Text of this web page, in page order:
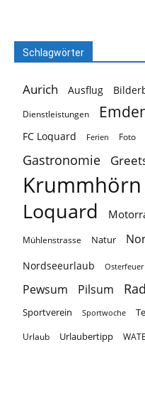
Schlagwörter
Aurich Ausflug
Dienstleistungen
FC Loquard Ferien Foto
Gastronomie
Krummhörn
Loquard
Mühlenstrasse Natur
Nordseeurlaub Osterfeuer
Pewsum Pilsum
Sportverein Sportwoche
Urlaub Urlaubertipp